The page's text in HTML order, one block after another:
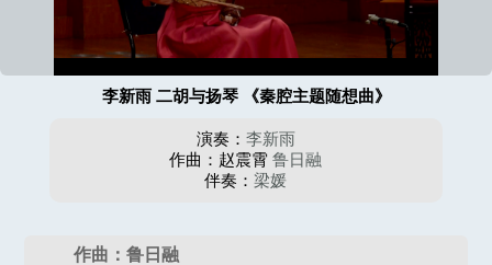
李新雨 二胡与扬琴 《秦腔主题随想曲》
演奏： 李新雨
作曲：赵震霄鲁日融
伴奏：梁媛
作曲：鲁日融